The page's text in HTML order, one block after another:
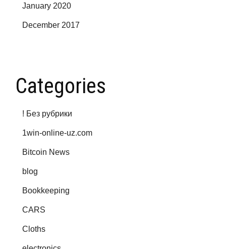
January 2020
December 2017
Categories
! Без рубрики
1win-online-uz.com
Bitcoin News
blog
Bookkeeping
CARS
Cloths